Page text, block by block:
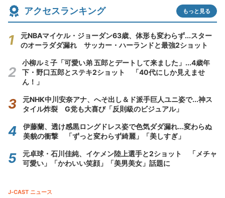
アクセスランキング もっと見る
元NBAマイケル・ジョーダン63歳、体形も変わらず...スター
のオーラダダ漏れ サッカー・ハーランドと最強2ショット
小柳ルミ子「可愛い弟 五郎とデートして来ました」...4歳年
下・野口五郎とステキ2ショット 「40代にしか見えませ
ん！」
元NHK中川安奈アナ、へそ出し＆ド派手巨人ユニ姿で...神ス
タイル炸裂 G党も大喜び「反則級のビジュアル」
伊藤蘭、透け感黒ロングドレス姿で色気ダダ漏れ...変わらぬ
美貌の衝撃 「ずっと変わらず綺麗」「美しすぎ」
元卓球・石川佳純、イケメン陸上選手と2ショット 「メチャ
可愛い」「かわいい笑顔」「美男美女」話題に
J-CAST ニュース